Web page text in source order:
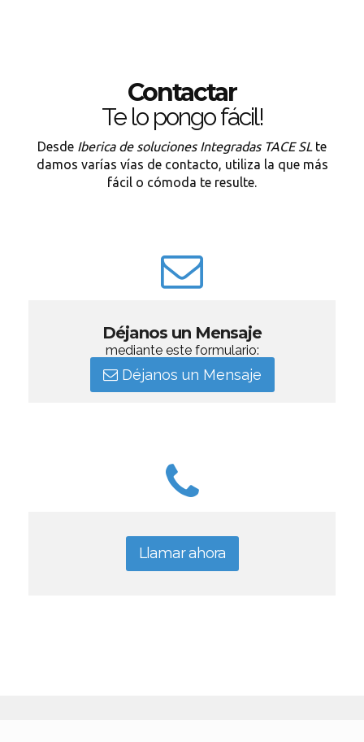
Contactar
Te lo pongo fácil!
Desde Iberica de soluciones Integradas TACE SLte
damos varías vías de contacto, utiliza la que más
fácil o cómoda te resulte.
Déjanos un Mensaje
mediante este formulario:
Déjanos un Mensaje
Llamar ahora